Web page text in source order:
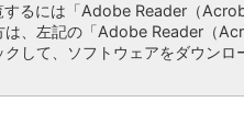
するには「Adobe Reader（
は、左記の「Adobe Reader（
して、ソフトウェアをダウンロ